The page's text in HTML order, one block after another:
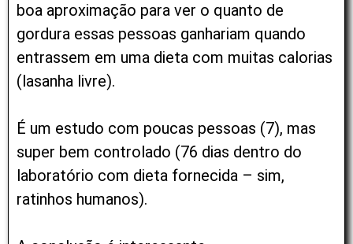
boa aproximação para ver o quanto de
gordura essas pessoas ganhariam quando
entrassem em uma dieta com muitas calorias
(lasanha livre).
É um estudo com poucas pessoas (7), mas
super bem controlado (76 dias dentro do
laboratório com dieta fornecida – sim,
ratinhos humanos).